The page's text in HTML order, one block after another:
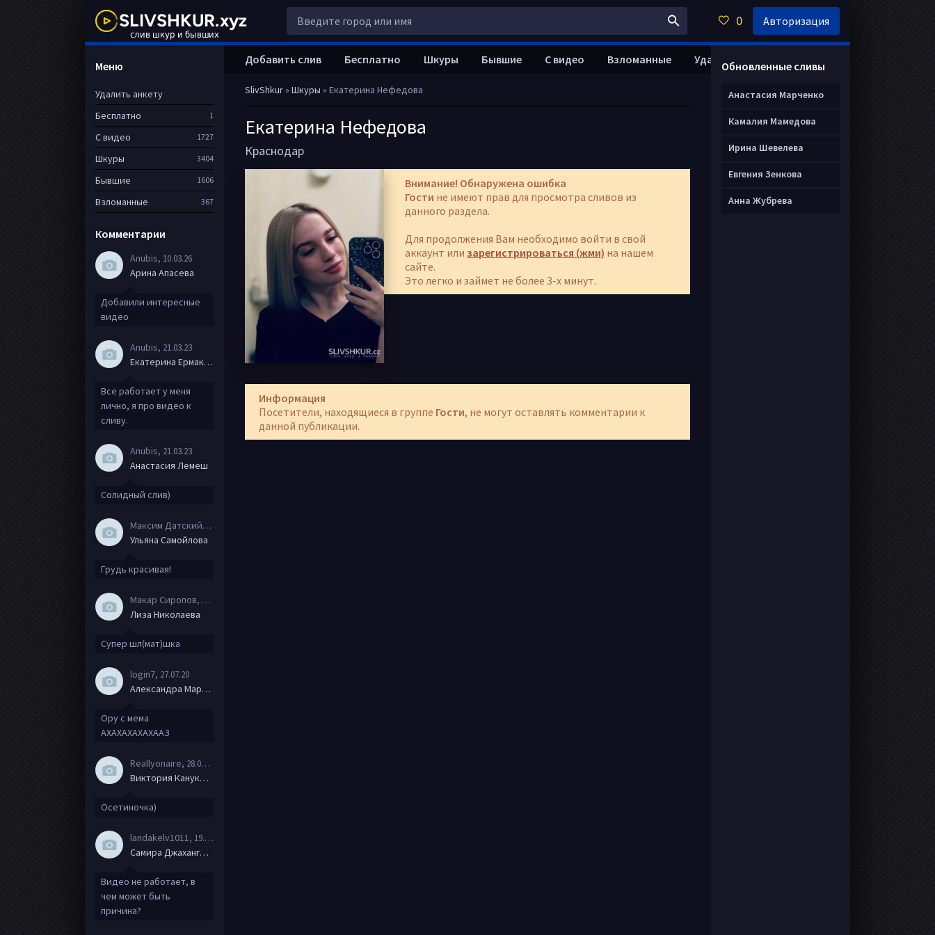
SlivShkur» Шкуры » Екатерина Нефедова
Екатерина Нефедова
Краснодар
Внимание! Обнаружена ошибка
Гости не имеют прав для просмотра сливов из
данного раздела.
Для продолжения Вам необходимо войти в свой
аккаунт или зарегистрироваться (жми) на нашем
сайте.
Это легко и займет не более 3-х минут.
Информация
Посетители, находящиеся в группе Гости, не могут оставлять комментарии к
данной публикации.
Добавить слив Бесплатно Шкуры Бывшие С видео Взломанные Удалить анкету
Меню
Удалить анкету
Бесплатно
1
С видео 1727
Шкуры 3404
Бывшие 1606
Взломанные 367
Комментарии
Anubis, 10.03.26
Арина Апасева
Добавили интересные
видео
Anubis, 21.03.23
Екатерина Ермакова
Все работает у меня
лично, я про видео к
сливу.
Anubis, 21.03.23
Анастасия Лемеш
Солидный слив)
Максим Датский
, 15.08.20
Ульяна Самойлова
Грудь красивая!
Макар Сиропов, 08.08.20
Лиза Николаева
Супер шл(мат)шка
login7, 27.07.20
Александра Маркова
Ору с мема
АХАХАХАХАХААЗ
Reallyonaire, 28.06.20
Виктория Канукова
Осетиночка)
landakelv1011 , 19.06.20
Самира Джахангирова
Видео не работает, в
чем может быть
причина?
Обновленные сливы
Анастасия Марченко
Камалия Мамедова
Ирина Шевелева
Евгения Зенкова
Анна Жубрева
0 Авторизация